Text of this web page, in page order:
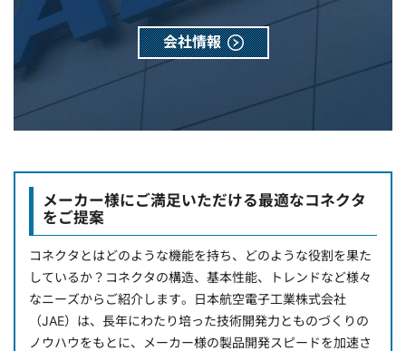
会社情報
メーカー様にご満足いただける最適なコネクタ
をご提案
コネクタとはどのような機能を持ち、どのような役割を果た
しているか？コネクタの構造、基本性能、トレンドなど様々
なニーズからご紹介します。日本航空電子工業株式会社
（JAE）は、長年にわたり培った技術開発力とものづくりの
ノウハウをもとに、メーカー様の製品開発スピードを加速さ